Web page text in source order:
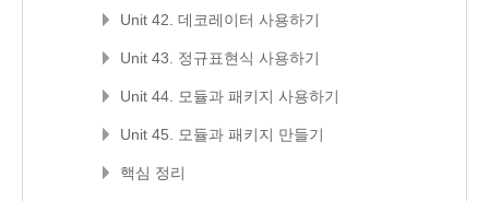
Unit 42. 데코레이터 사용하기
Unit 43. 정규표현식 사용하기
Unit 44. 모듈과 패키지 사용하기
Unit 45. 모듈과 패키지 만들기
핵심 정리